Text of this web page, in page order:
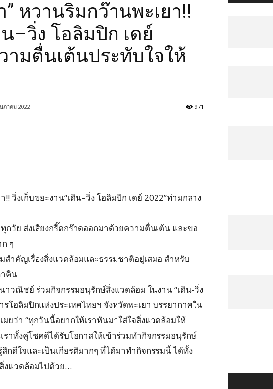
News
หวานริมกว๊านพะเยา!!
–วิ่ง โอลิมปิก เดย์
ามตื่นเต้นประทับใจให้
971
ภาคม 2022
วิ่งเก็บขยะงาน“เดิน–วิ่ง โอลิมปิก เดย์ 2022”ท่ามกลาง
วัย ส่งเสียงกรี๊ดกร๊าดออกมาด้วยความตื่นเต้น และขอ
ๆ
สำคัญเรื่องสิ่งแวดล้อมและธรรมชาติอยู่เสมอ สำหรับ
าคิน
ณิชย์ ร่วมกิจกรรมอนุรักษ์สิ่งแวดล้อม ในงาน “เดิน-วิ่ง
โอลิมปิกแห่งประเทศไทยฯ จังหวัดพะเยา บรรยากาศใน
ว่า “ทุกวันนี้อยากให้เราหันมาใส่ใจสิ่งแวดล้อมให้
ราทั้งคู่โชคดีได้รับโอกาสให้เข้าร่วมทำกิจกรรมอนุรักษ์
กดีใจและเป็นเกียรติมากๆ ที่ได้มาทำกิจกรรมนี้ ได้ทั้ง
งแวดล้อมไปด้วย…